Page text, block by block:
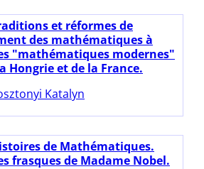
et réformes de
des mathématiques à
"mathématiques modernes"
Hongrie et de la France.
Katalyn
de Mathématiques.
frasques de Madame Nobel.